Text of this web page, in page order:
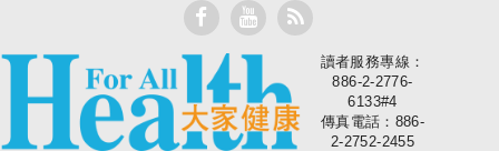
大家健康
讀者服務專線：
886-2-2776-
6133#4
傳真電話：886-
2-2752-2455